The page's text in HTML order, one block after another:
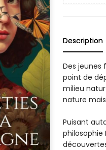
Description
Des jeunes
point de
milieu
nature
Puisant